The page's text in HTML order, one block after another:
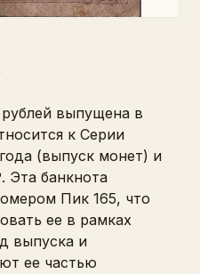
выпущена в
к Серии
(выпуск монет) и
Эта банкнота
Пик 165, что
ее в рамках
выпуска и
ее частью